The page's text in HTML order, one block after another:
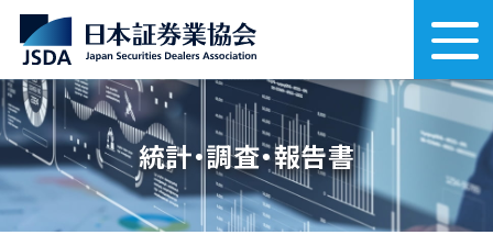
統計・調査・報告書